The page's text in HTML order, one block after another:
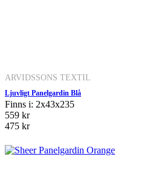
ARVIDSSONS TEXTIL
Ljuvligt Panelgardin Blå
Finns i: 2x43x235
559 kr
475 kr